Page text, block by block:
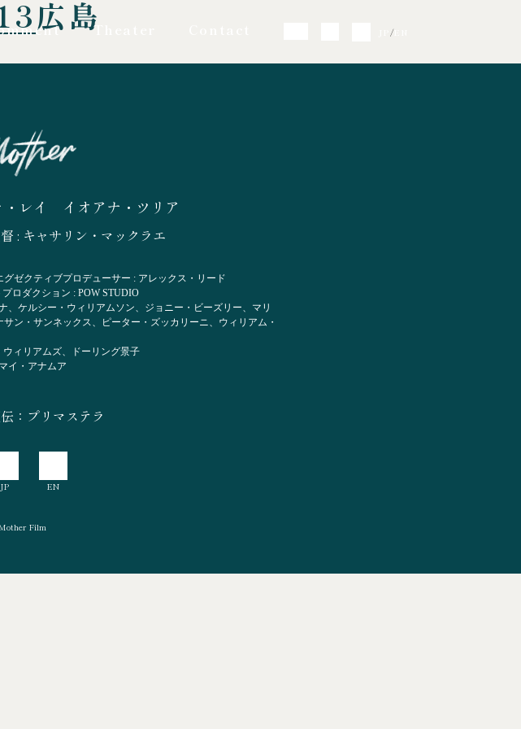
Theater /EN
広島
レイ イオアナ・ツリア
: キャサリン・マックラエ
グゼクティブプロデューサー : アレックス・リード
ロダクション : POW STUDIO
ケルシー・ウィリアムソン、
ジョニー・ビーズリー、マリ
ン・サンネックス、
ピーター・ズッカリーニ、ウィリアム・
ィリアムズ、ドーリング景子
イ・アナムア
：プリマステラ
Film